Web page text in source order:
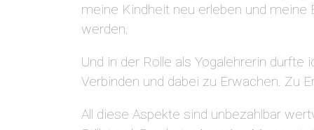
meine Kindheit neu erleben und
werden.
Und in der Rolle als Yogalehrerin
Verbinden und dabei zu Erwachen. Zu
All diese Aspekte sind unbezahlbar